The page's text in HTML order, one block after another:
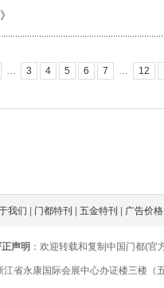
… 3 4 5 6 7 … 12
我们 门都特刊 五金特刊 广告价格
正声明 ：欢迎转载和复制中国门都(
江省永康国际会展中心办证楼三楼